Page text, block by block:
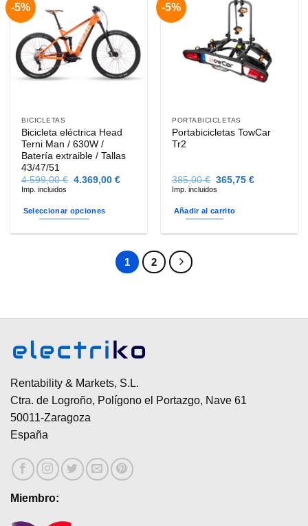
-5%
BICICLETAS
Bicicleta eléctrica Head
Terni Man / 630W /
Batería extraible / Tallas
43/47/51
4.599,00€ El
era:
4.599,00 €.
4.369,00€El
Imp. incluidos
Seleccionar opciones
pueden
elegir
la
página
de
producto
-5%
PORTABICICLETAS
Portabicicletas TowCar
Tr2
385,00€ El
precio
era:
385,00 €.
365,75€El
Imp. incluidos
Añadir al carrito
1 2
Rentability & Markets, S.L.
Ctra. de Logroño, Polígono el Portazgo, Nave 61
50011-Zaragoza
España
Miembro: